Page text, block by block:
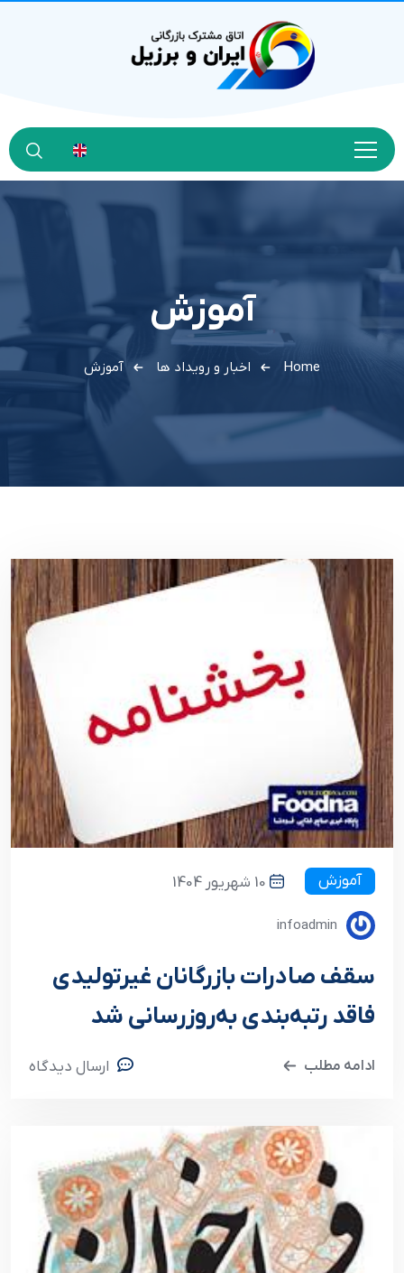
آموزش
Home اخبار و رویداد ها آموزش
آموزش 10 شهریور 1404
infoadmin
سقف صادرات بازرگانان غیرتولیدی
فاقد رتبه‌بندی به‌روزرسانی شد
ادامه مطلب ارسال دیدگاه